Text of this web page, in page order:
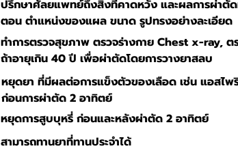
ปรึกษาศัลยแพทย์ถึงสิ่งที่คาดหวัง และผลการผ่าตัด
ตอน ตำแหน่งของแผล ขนาด รูปทรงอย่างละเอียด
ทำการตรวจสุขภาพ ตรวจร่างกาย Chest x-ray, ต
ถ้าอายุเกิน 40 ปี เพื่อผ่าตัดโดยการวางยาสลบ
หยุดยา ที่มีผลต่อการแข็งตัวของเลือด เช่น แอสไ
ก่อนการผ่าตัด 2 อาทิตย์
หยุดการสูบบุหรี่ ก่อนและหลังผ่าตัด 2 อาทิตย์
สามารถทานยาที่ทานประจำได้